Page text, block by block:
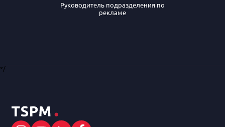
Руководитель подразделения по
рекламе
*/